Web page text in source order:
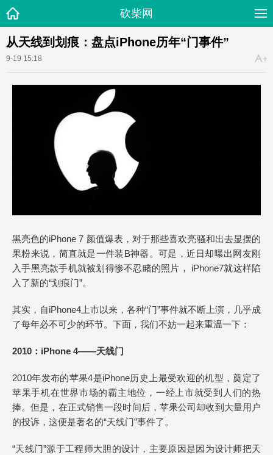
砍柴网
从天线到划痕：盘点iPhone历年“门事件”
9-19 15:18
黑亮色的iPhone 7 颜值爆表，对于那些喜欢亮骚和出去显摆的
果粉来说，简直就是一件装B神器。可是，近日却曝出网友刚
入手黑亮款手机就被划得惨不忍睹的照片， iPhone7就这样陷
入了新的“划痕门”。
其实，自iPhone4上市以来，各种“门”事件就不断上演，几乎成
了每年必不可少的环节。下面，我们不妨一起来重温一下：
2010：iPhone 4——天线门
2010年发布的苹果4是iPhone历史上最受欢迎的机型，奠定了
苹果手机在世界市场的霸主地位，一经上市就受到人们的热
捧。但是，在正式销售一段时间后，苹果公司却收到大量用户
的投诉，这便是著名的“天线门”事件了。
“天线门”源于工程师大胆的设计，主要原因是因为设计师把天